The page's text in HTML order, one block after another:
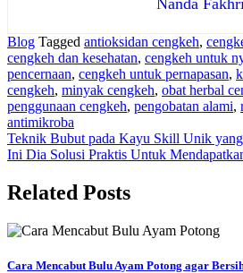
Blog Tagged antioksidan cengkeh,
cengkeh dan kesehatan, cengkeh untuk
pencernaan, cengkeh untuk pernapasan,
cengkeh, minyak cengkeh, obat herbal
penggunaan cengkeh, pengobatan alami,
antimikroba
Navigasi
pos
Teknik Bubut pada Kayu Skill Unik
Ini Dia Solusi Praktis Untuk
Related Posts
Cara Mencabut Bulu Ayam Potong agar